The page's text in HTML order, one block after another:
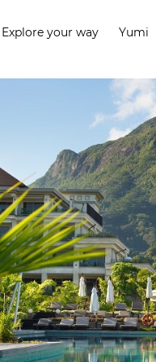
Explore your way Yumi